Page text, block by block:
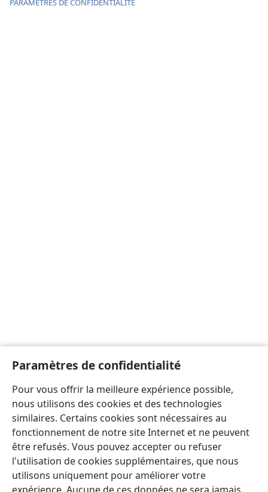
Paramètres de confidentialité
Pour vous offrir la meilleure expérience possible,
nous utilisons des cookies et des technologies
similaires. Certains cookies sont nécessaires au
fonctionnement de notre site Internet et ne peuvent
être refusés. Vous pouvez accepter ou refuser
l'utilisation de cookies supplémentaires, que nous
utilisons uniquement pour améliorer votre